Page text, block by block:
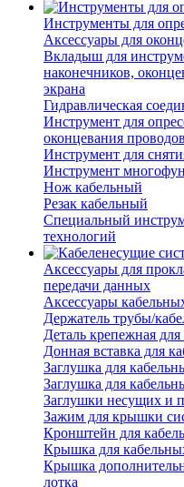
Инструменты для
Аксессуары для
Вкладыш для
наконечников,
экрана
Гидравлическая
Инструмент для
оконцевания
Инструмент для
Инструмент
Нож кабельный
Резак кабельный
Специальный
технологий
Аксессуары для
передачи данных
Аксессуары
Держатель трубы/
Деталь крепежная
Донная вставка для
Заглушка для
Заглушка для
Заглушки несущих и
Зажим для крышки
Кронштейн для
Крышка для
Крышка
лотка